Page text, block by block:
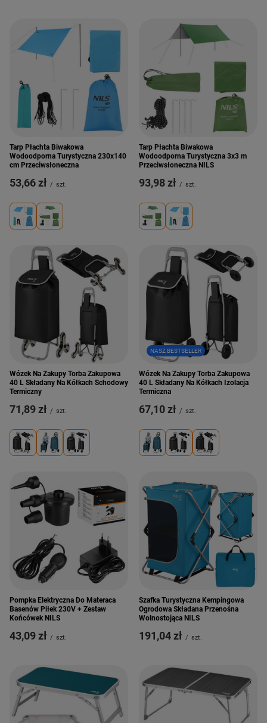
Tarp Płachta Biwakowa
Wodoodporna Turystyczna 230x140
cm Przeciwsłoneczna
53,66 zł / szt.
Tarp Płachta Biwakowa
Wodoodporna Turystyczna 3x3 m
Przeciwsłoneczna NILS
93,98 zł / szt.
Wózek Na Zakupy Torba Zakupowa
40 L Składany Na Kółkach Schodowy
Termiczny
71,89 zł / szt.
NASZ BESTSELLER
Wózek Na Zakupy Torba Zakupowa
40 L Składany Na Kółkach Izolacja
Termiczna
67,10 zł / szt.
Pompka Elektryczna Do Materaca
Basenów Piłek 230V + Zestaw
Końcówek NILS
43,09 zł / szt.
Szafka Turystyczna Kempingowa
Ogrodowa Składana Przenośna
Wolnostojąca NILS
191,04 zł / szt.